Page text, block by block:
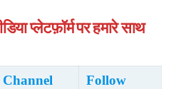
प्लेटफ़ॉर्म पर हमारे साथ
Follow